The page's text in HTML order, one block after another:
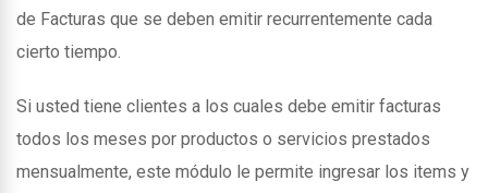
de Facturas que se deben emitir recurrentemente cada
cierto tiempo.
Si usted tiene clientes a los cuales debe emitir facturas
todos los meses por productos o servicios prestados
mensualmente, este módulo le permite ingresar los items y